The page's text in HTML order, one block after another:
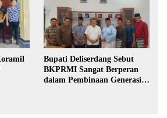
Bupati Deliserdang Sebut
BKPRMI Sangat Berperan
dalam Pembinaan Generasi